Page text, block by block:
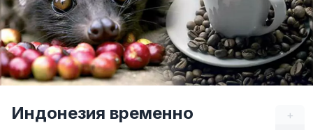
+
Индонезия временно